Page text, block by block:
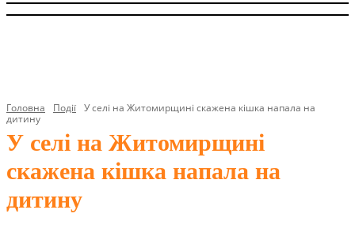
Головна Події У селі на Житомирщині скажена кішка напала на
дитину
У селі на Житомирщині
скажена кішка напала на
дитину